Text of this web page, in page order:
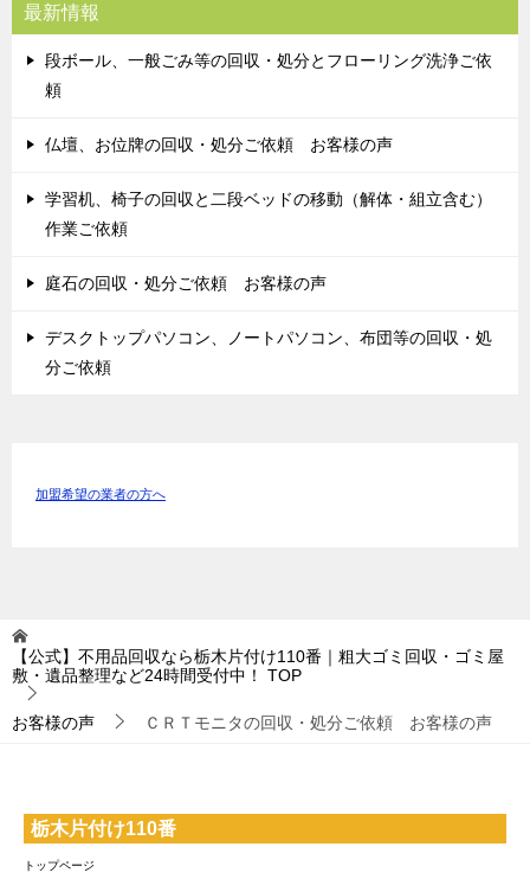
最新情報
段ボール、一般ごみ等の回収・処分とフローリング洗浄ご依
頼
仏壇、お位牌の回収・処分ご依頼 お客様の声
学習机、椅子の回収と二段ベッドの移動（解体・組立含む）
作業ご依頼
庭石の回収・処分ご依頼 お客様の声
デスクトップパソコン、ノートパソコン、布団等の回収・処
分ご依頼
加盟希望の業者の方へ
【公式】不用品回収なら栃木片付け110番｜粗大ゴミ回収・ゴミ屋
敷・遺品整理など24時間受付中！
TOP
お客様の声 ＣＲＴモニタの回収・処分ご依頼 お客様の声
栃木片付け110番
トップページ